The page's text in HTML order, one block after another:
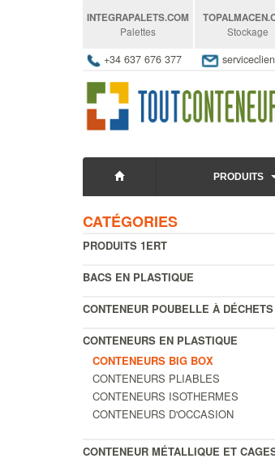
INTEGRAPALETS.COM
Palettes
TOPALMACEN
Stockage
+34 637 676 377
PRODUITS
CATÉGORIES
PRODUITS 1ERT
BACS EN PLASTIQUE
CONTENEUR POUBELLE À DÉCHETS
CONTENEURS EN PLASTIQUE
CONTENEURS BIG BOX
CONTENEURS PLIABLES
CONTENEURS ISOTHERMES
CONTENEURS D'OCCASION
CONTENEUR MÉTALLIQUE ET